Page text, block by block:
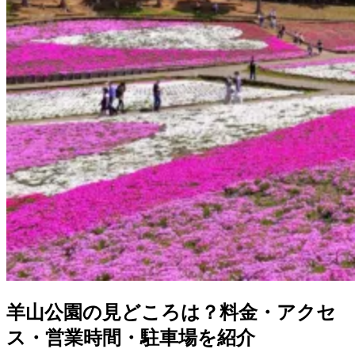
羊山公園の見どころは？料金・アクセ
ス・営業時間・駐車場を紹介